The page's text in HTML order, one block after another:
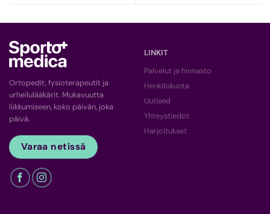
Ortopedit, fysioterapeutit ja
urheilulääkärit. Mukavuutta
liikkumiseen, koko päivän, joka
päivä.
Varaa netissä
LINKIT
Palvelut ja hinnasto
Henkilokunta
Uutised
Yhteystiedot
Harjoitukset